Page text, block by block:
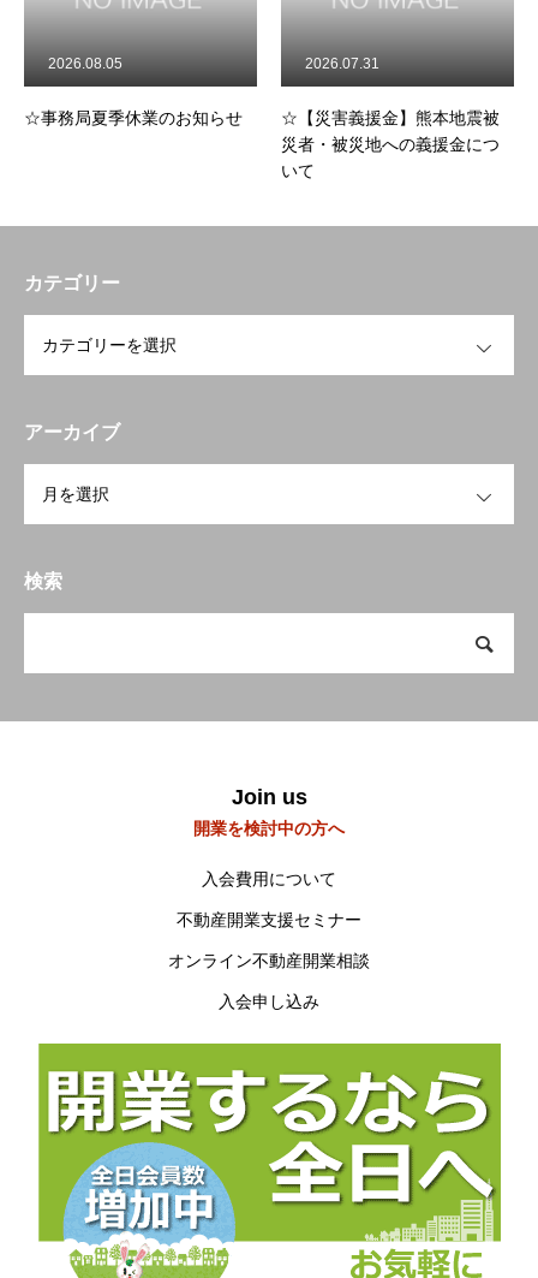
トップページへ戻る
お知らせ
会員の方へ Members Only
研修会・講習会など Workshop
季休業のお知らせ
☆【災害義援金】熊本地震被
災者・被災地への義援金につ
☆令和8年
寿命化リ
カテゴリー
アーカイブ
検索
Join us
開業を検討中の方へ
入会費用について
不動産開業支援セミナー
オンライン不動産開業相談
入会申し込み